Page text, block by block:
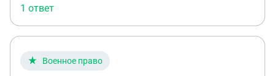
тоже заразился но анализы отрицательные
1 ответ
Военное право